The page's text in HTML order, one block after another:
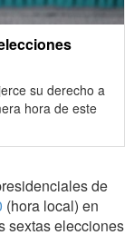
su derecho a
hora de este
de
(hora local) en
sextas elecciones